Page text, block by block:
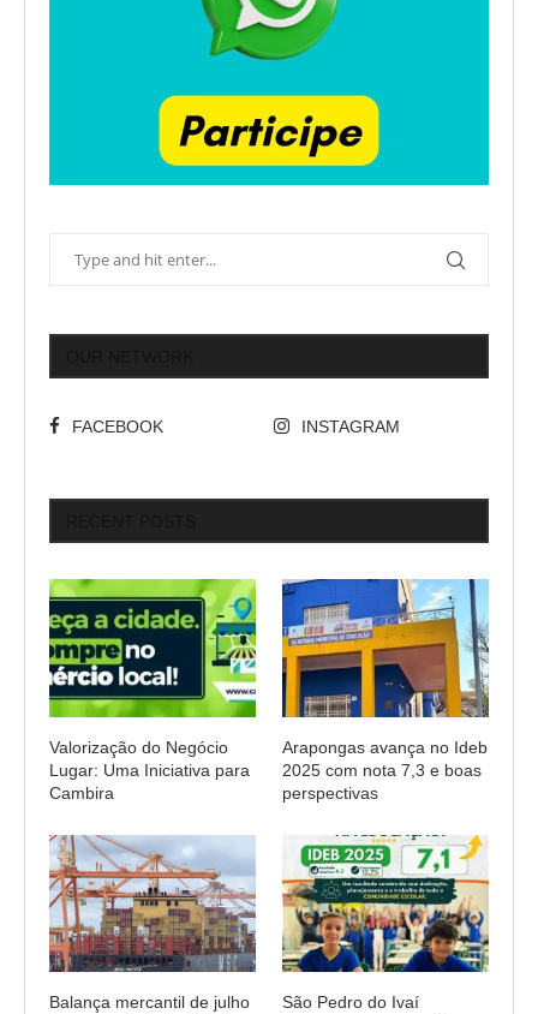
FACEBOOK INSTAGRAM
Valorização do Negócio
Lugar: Uma Iniciativa para
Cambira
Arapongas avança no Ideb
2025 com nota 7,3 e boas
perspectivas
Balança mercantil de julho
São Pedro do Ivaí